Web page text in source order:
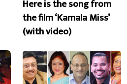
Here is the song from
the film ‘Kamala Miss’
(with video)